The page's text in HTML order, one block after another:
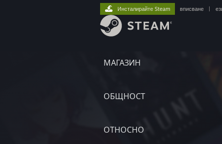
МАГАЗИН
ОБЩНОСТ
ОТНОСНО
Инсталирайте Steam вписване